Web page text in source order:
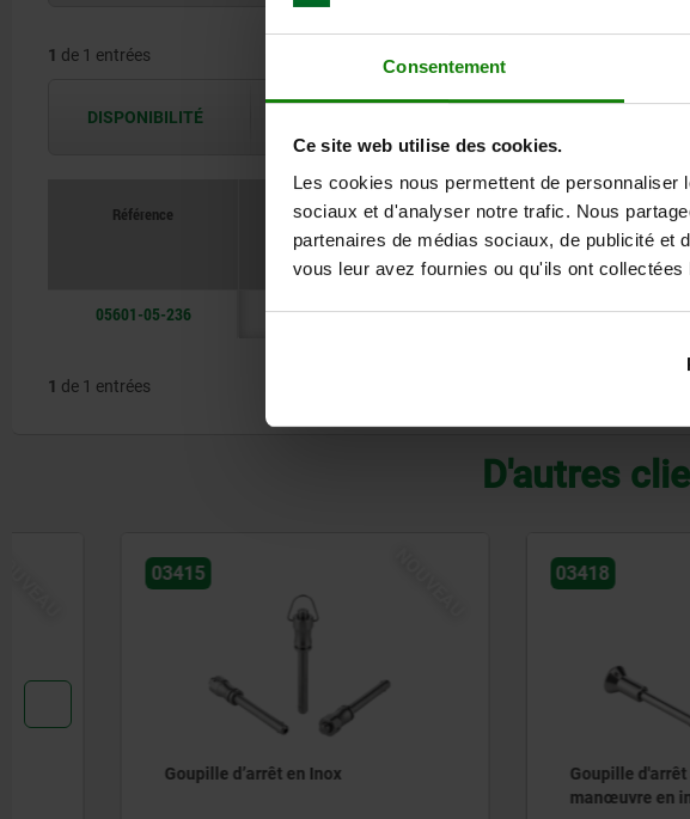
Consentement
Ce site web utilise des cookies.
Les cookies nous permettent de
sociaux et d'analyser notre trafic. Nous
partenaires de médias sociaux, de publicité et
vous leur avez fournies ou qu'ils ont
1 de 1 entrées
DISPONIBILITÉ
Référence
Matériau du corps de base
Forme Type de forme
05601-05-236 zinc B pour système à 3
1 de 1 entrées
D'autres
NOUVEAU
Goupille d’arrêt en Inox
Goupille d'arrêt avec bouton
manœuvre en inox